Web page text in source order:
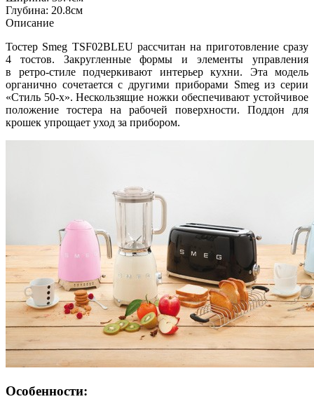
Глубина: 20.8см
Описание
Тостер Smeg TSF02BLEU рассчитан на приготовление сразу
4 тостов. Закругленные формы и элементы управления
в ретро-стиле подчеркивают интерьер кухни. Эта модель
органично сочетается с другими приборами Smeg из серии
«Стиль 50-х». Нескользящие ножки обеспечивают устойчивое
положение тостера на рабочей поверхности. Поддон для
крошек упрощает уход за прибором.
Особенности: